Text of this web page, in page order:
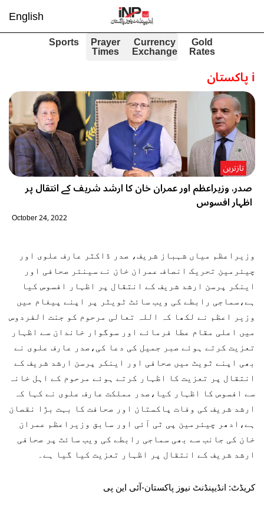
English
Gold
Rates
Currency
Exchange
Prayer
Times
Sports
iپاکستان
صدر، وزیراعظم اور عمران خان کا ارشد شریف کے انتقال پر
اظہار افسوس
تازترین
October 24, 2022
وزیراعظم میاں شہباز شریف، صدر ڈاکٹر عارف علوی اور
چیئرمین تحریک انصاف عمران خان نے سینئر صحافی اور
اینکر پرسن ارشد شریف کے انتقال پر اظہار افسوس کیا
ہے،سماجی رابطے کی ویب سائٹ ٹویٹر پر اپنے پیغام میں
وزیر اعظم نے لکھا کہ اللہ تعالی مرحوم کو جنت الفردوس
میں اعلی مقام عطا فرمائے اور سوگوار خاندان سے اظہار
تعزیت کرتے ہوئے صبر جمیل کی دعا کی،صدر عارف علوی نے
بھی اپنے ٹویٹ میں صحافی اور اینکر پرسن ارشد شریف کے
انتقال پر تعزیت کا اظہار کرتے ہوئے مرحوم کے اہل خانہ
سے افسوس کا اظہار کیا،صدر مملکت عارف علوی نے کہا کہ
ارشد شریف کی وفات پاکستان اور صحافت کا بہت بڑا نقصان
ہے،ادھر چیئرمین پی ٹی آئی اور سابق وزیراعظم عمران
خان کی جانب سے بھی سماجی رابطے کی ویب سائٹ پر صحافی
ارشد شریف کے انتقال پر اظہار تعزیت کیا گیا ہے۔
کریڈٹ: انڈیپنڈنٹ نیوز پاکستان-آئی این پی